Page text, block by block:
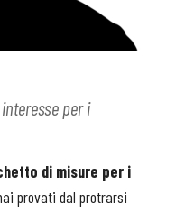
per i
di misure per i
provati dal protrarsi